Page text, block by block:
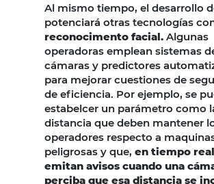
Al mismo tiempo, el desarrollo
potenciará otras tecnologías
reconocimento facial. Algunas
operadoras emplean sistemas
cámaras y predictores
para mejorar cuestiones de
de eficiencia. Por ejemplo, se
estabelcer un parámetro como
distancia que deben mantener
operadores respecto a
peligrosas y que, en tiempo
emitan avisos cuando una
perciba que esa distancia se